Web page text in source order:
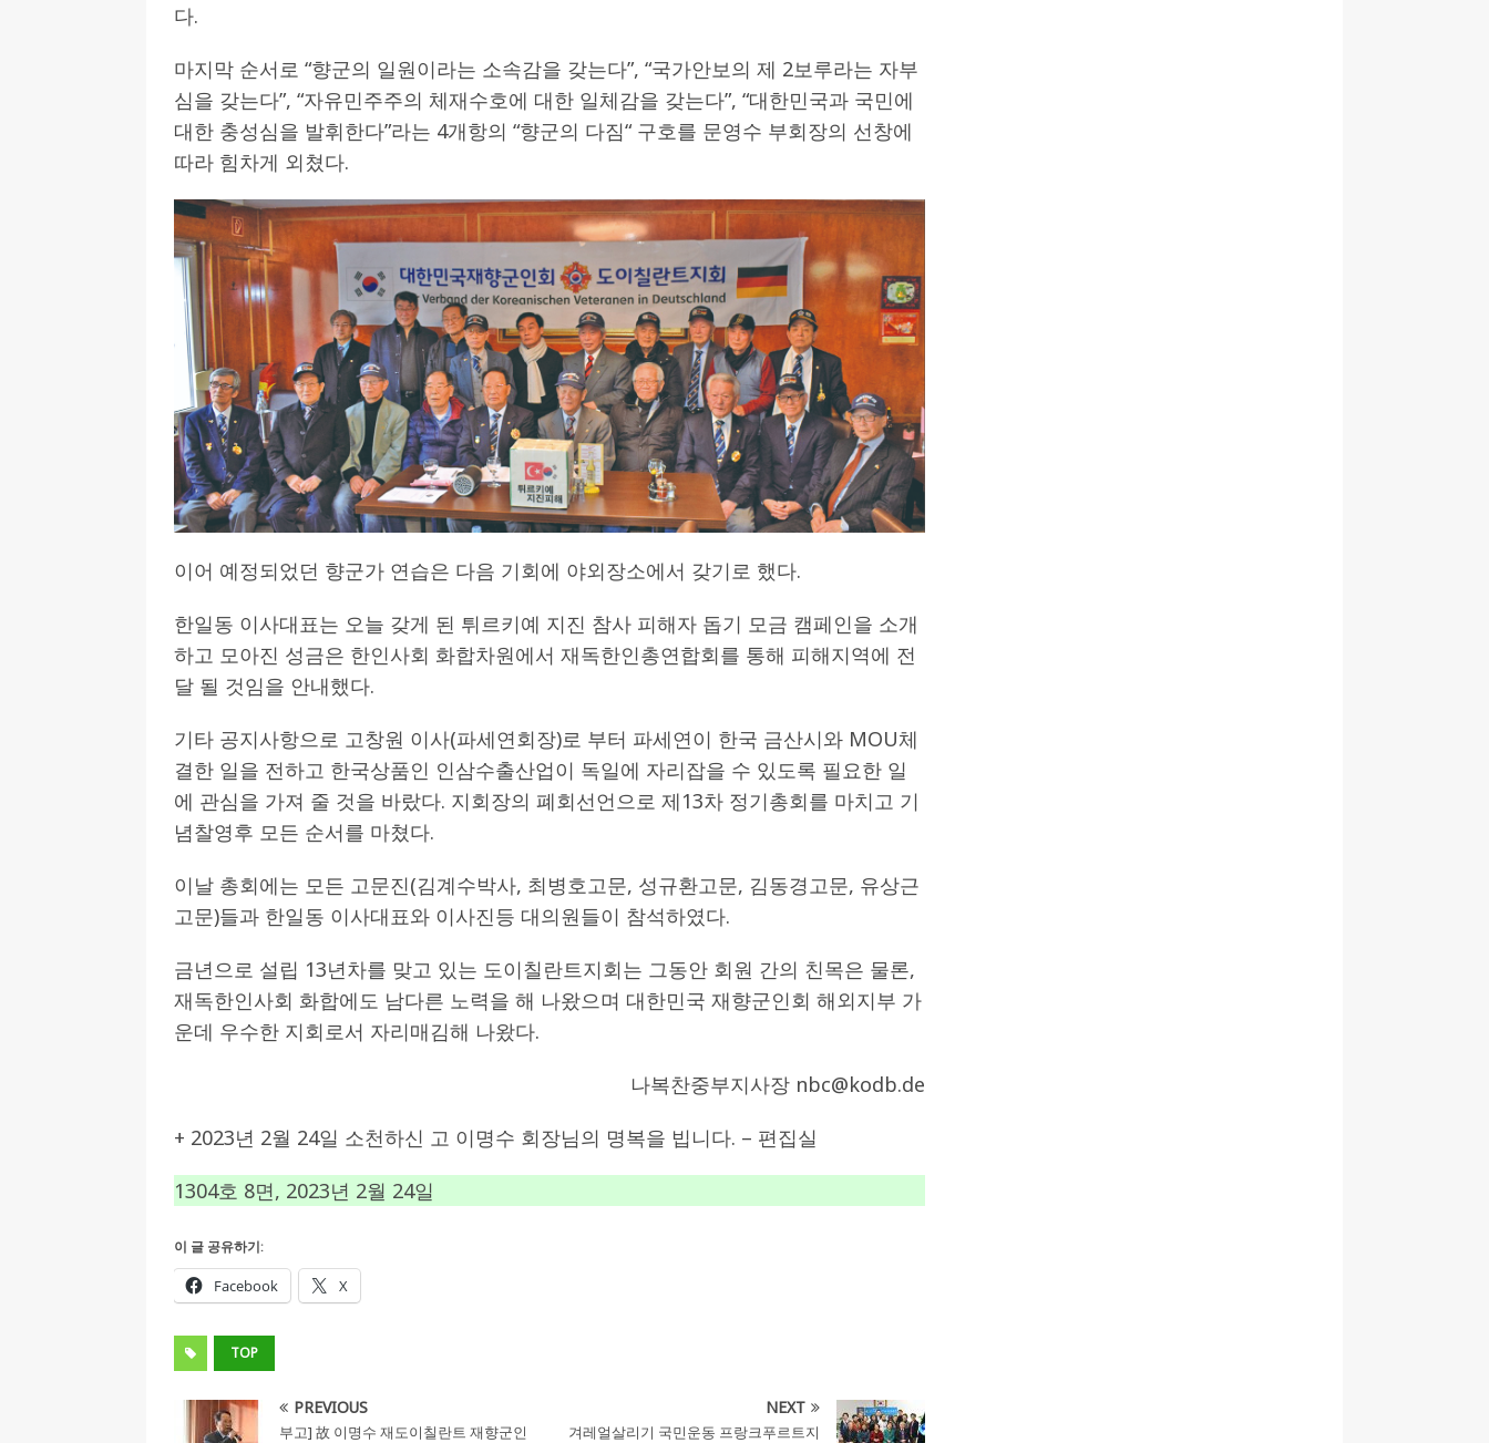
다.
마지막 순서로 “향군의 일원이라는 소속감을 갖는다”, “국가안보의 제 2보루라는 자부
심을 갖는다”, “자유민주주의 체재수호에 대한 일체감을 갖는다”, “대한민국과 국민에
대한 충성심을 발휘한다”라는 4개항의 “향군의 다짐“ 구호를 문영수 부회장의 선창에
따라 힘차게 외쳤다.
이어 예정되었던 향군가 연습은 다음 기회에 야외장소에서 갖기로 했다.
한일동 이사대표는 오늘 갖게 된 튀르키예 지진 참사 피해자 돕기 모금 캠페인을 소개
하고 모아진 성금은 한인사회 화합차원에서 재독한인총연합회를 통해 피해지역에 전
달 될 것임을 안내했다.
기타 공지사항으로 고창원 이사(파세연회장)로 부터 파세연이 한국 금산시와 MOU체
결한 일을 전하고 한국상품인 인삼수출산업이 독일에 자리잡을 수 있도록 필요한 일
에 관심을 가져 줄 것을 바랐다. 지회장의 폐회선언으로 제13차 정기총회를 마치고 기
념찰영후 모든 순서를 마쳤다.
이날 총회에는 모든 고문진(김계수박사, 최병호고문, 성규환고문, 김동경고문, 유상근
고문)들과 한일동 이사대표와 이사진등 대의원들이 참석하였다.
금년으로 설립 13년차를 맞고 있는 도이칠란트지회는 그동안 회원 간의 친목은 물론,
재독한인사회 화합에도 남다른 노력을 해 나왔으며 대한민국 재향군인회 해외지부 가
운데 우수한 지회로서 자리매김해 나왔다.
나복찬중부지사장 nbc@kodb.de
+ 2023년 2월 24일 소천하신 고 이명수 회장님의 명복을 빕니다. – 편집실
1304호 8면, 2023년 2월 24일
이 글 공유하기:
Facebook X
TOP
PREVIOUS
부고] 故 이명수 재도이칠란트 재향군인
NEXT
겨레얼살리기 국민운동 프랑크푸르트지